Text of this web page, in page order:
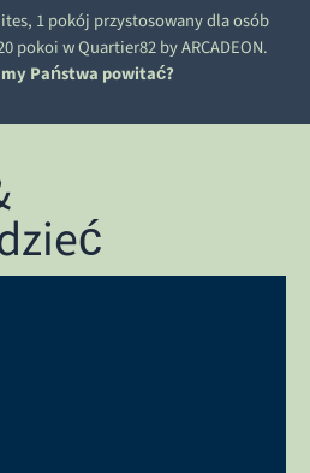
1 pokój przystosowany dla osób
pokoi w Quartier82 by ARCADEON.
Państwa powitać?